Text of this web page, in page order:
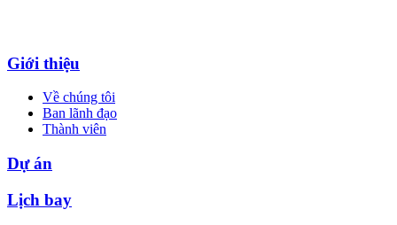
Giới thiệu
Về chúng tôi
Ban lãnh đạo
Thành viên
Dự án
Lịch bay